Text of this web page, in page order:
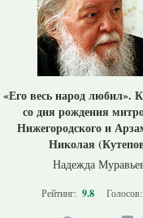
«Его весь народ любил».
со дня рождения
Нижегородского и
Николая
Надежда
Рейтинг: 9.8 Голосов: